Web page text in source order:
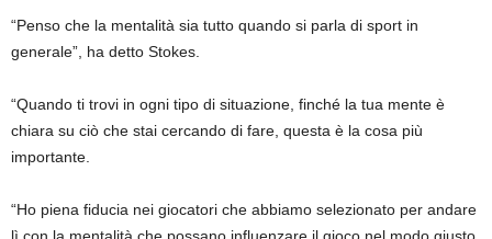
“Penso che la mentalità sia tutto quando si parla di sport in
generale”, ha detto Stokes.
“Quando ti trovi in ​​ogni tipo di situazione, finché la tua mente è
chiara su ciò che stai cercando di fare, questa è la cosa più
importante.
“Ho piena fiducia nei giocatori che abbiamo selezionato per andare